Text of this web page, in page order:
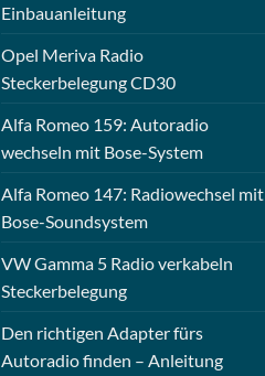
Einbauanleitung
Opel Meriva Radio
Steckerbelegung CD30
Alfa Romeo 159: Autoradio
wechseln mit Bose-System
Alfa Romeo 147: Radiowechsel mit
Bose-Soundsystem
VW Gamma 5 Radio verkabeln
Steckerbelegung
Den richtigen Adapter fürs
Autoradio finden – Anleitung